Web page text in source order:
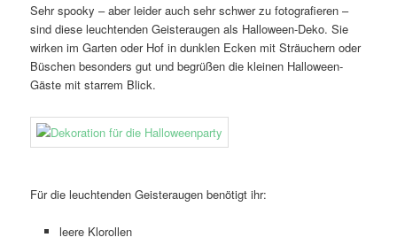
Sehr spooky – aber leider auch sehr schwer zu fotografieren –
sind diese leuchtenden Geisteraugen als Halloween-Deko. Sie
wirken im Garten oder Hof in dunklen Ecken mit Sträuchern oder
Büschen besonders gut und begrüßen die kleinen Halloween-
Gäste mit starrem Blick.
Für die leuchtenden Geisteraugen benötigt ihr:
leere Klorollen